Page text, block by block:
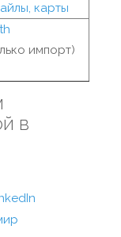
карты
импорт)
в